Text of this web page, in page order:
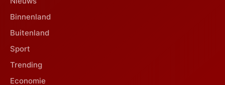
Binnenland
Buitenland
Sport
Trending
Economie